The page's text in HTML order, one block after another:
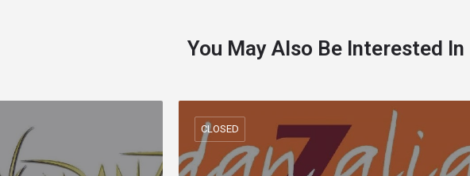
You May Also Be Interested In
CLOSED